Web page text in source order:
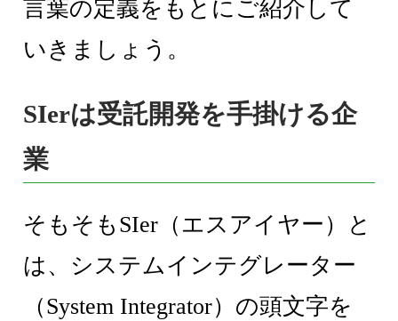
言葉の定義をもとにご紹介して
いきましょう。
SIerは受託開発を手掛ける企
業
そもそもSIer（エスアイヤー）と
は、システムインテグレーター
（System Integrator）の頭文字を